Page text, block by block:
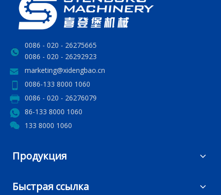
0086 - 020 - 26275665
0086 - 020 - 26292923
marketing@xidengbao.cn
0086-133 8000 1060
0086 - 020 - 26276079
86-133 8000 1060
133 8000 1060
Продукция
Быстрая ссылка